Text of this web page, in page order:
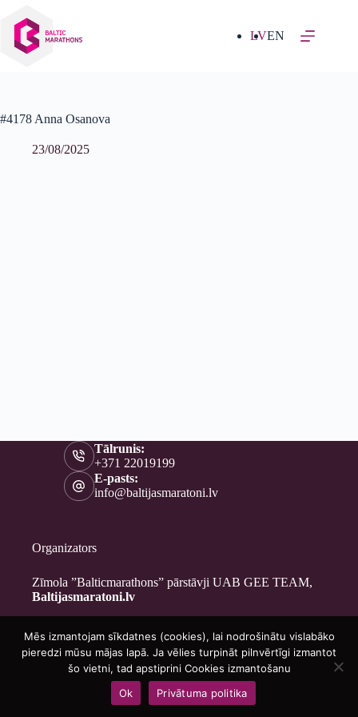
saturu
LVEN
#4178 Anna Osanova
23/08/2025
Tālrunis:
+371 22019199
E-pasts:
info@baltijasmaratoni.lv
Organizators
Zīmola ”Balticmarathons” pārstāvji UAB GEE TEAM,
Baltijasmaratoni.lv
Kontakti
Par mums
Brīvprātīgajiem
Privātuma politika
Copyright © 2026 - Baltijasmaratoni.lv
Mēs izmantojam sīkdatnes (cookies), lai nodrošinātu vislabāko
pieredzi mūsu mājas lapā. Ja vēlies turpināt pilnvērtīgi izmantot
šo vietni, tad apstiprini Cookies izmantošanu
Ok
Privātuma politika